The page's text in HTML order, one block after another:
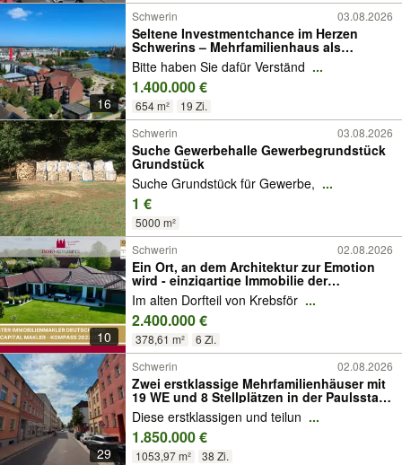
16
Schwerin 03.08.2026
Seltene Investmentchance im Herzen
Schwerins – Mehrfamilienhaus als
attraktive Kapitalanlage
Bitte haben Sie dafür Verständ ...
1.400.000 €
654 m²
19 Zi.
Schwerin
03.08.2026
Suche Gewerbehalle Gewerbegrundstück
Grundstück
Suche Grundstück für Gewerbe, ...
1 €
5000 m²
10
Schwerin 02.08.2026
Ein Ort, an dem Architektur zur Emotion
wird - einzigartige Immobilie der
Premiumklasse
Im alten Dorfteil von Krebsför ...
2.400.000 €
378,61 m² 6 Zi.
29
Schwerin 02.08.2026
Zwei erstklassige Mehrfamilienhäuser mit
19 WE und 8 Stellplätzen in der Paulsstadt
zu kaufen!
Diese erstklassigen und teilun ...
1.850.000 €
1053,97 m² 38 Zi.